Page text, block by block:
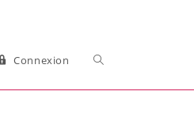
Connexion Toggle